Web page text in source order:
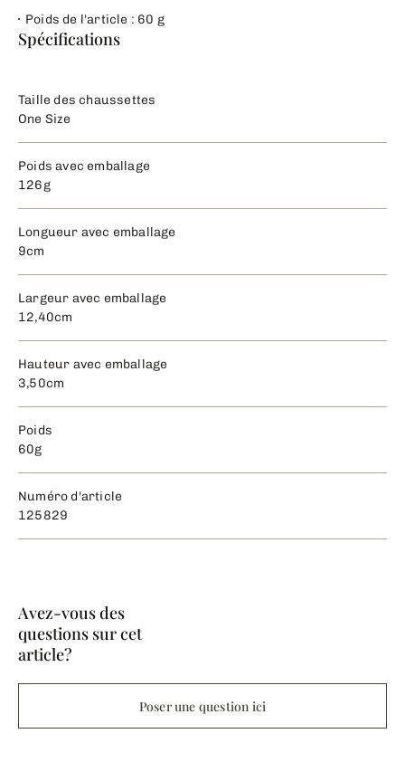
Poids de l'article : 60 g
Spécifications
Taille des chaussettes
One Size
Poids avec emballage
126g
Longueur avec emballage
9cm
Largeur avec emballage
12,40cm
Hauteur avec emballage
3,50cm
Poids
60g
Numéro d'article
125829
Avez-vous des
questions sur cet
article?
Poser une question ici